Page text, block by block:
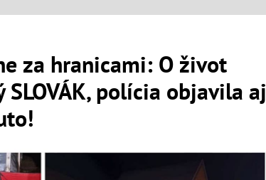
za hranicami: O život
polícia objavila aj